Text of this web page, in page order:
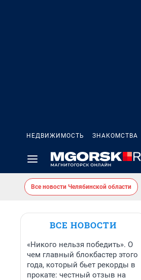
НЕДВИЖИМОСТЬ ЗНАКОМСТВА
Все новости Челябинской области
ВСЕ НОВОСТИ
«Никого нельзя победить». О
чем главный блокбастер этого
года, который бьет рекорды в
прокате: честный отзыв на